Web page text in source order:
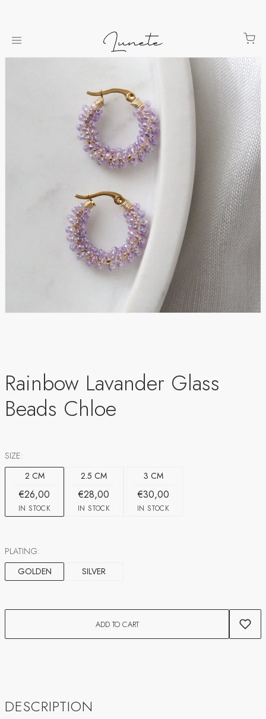
Rainbow Lavander Glass
Beads Chloe
SIZE:
2 CM
€26,00
IN STOCK
2.5 CM
€28,00
IN STOCK
3 CM
€30,00
IN STOCK
PLATING:
GOLDEN
SILVER
ADD TO CART
DESCRIPTION